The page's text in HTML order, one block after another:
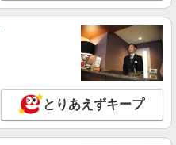
とりあえずキープ